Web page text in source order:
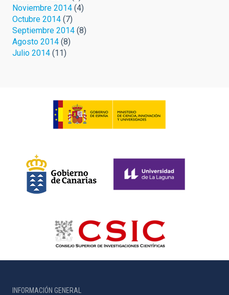
Noviembre 2014 (4)
Octubre 2014 (7)
Septiembre 2014 (8)
Agosto 2014 (8)
Julio 2014 (11)
INFORMACIÓN GENERAL